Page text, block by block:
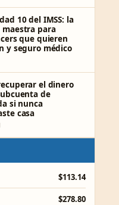
10 del IMSS: la
maestra para
que quieren
y seguro médico
el dinero
de
si nunca
casa
$113.14
$278.80